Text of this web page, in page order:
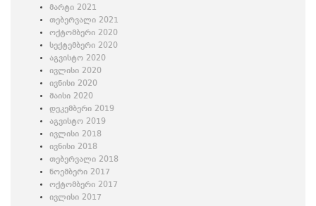
მარტი 2021
თებერვალი 2021
ოქტომბერი 2020
სექტემბერი 2020
აგვისტო 2020
ივლისი 2020
ივნისი 2020
მაისი 2020
დეკემბერი 2019
აგვისტო 2019
ივლისი 2018
ივნისი 2018
თებერვალი 2018
ნოემბერი 2017
ოქტომბერი 2017
ივლისი 2017